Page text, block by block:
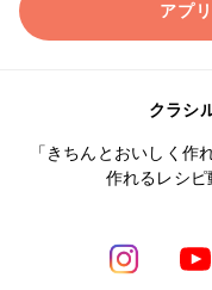
アプ
クラシ
「きちんとおいしく作
作れるレシピ